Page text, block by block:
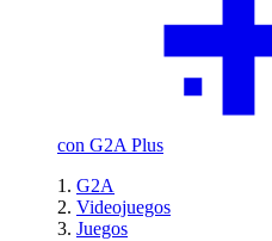
con G2A Plus
G2A
Videojuegos
Juegos